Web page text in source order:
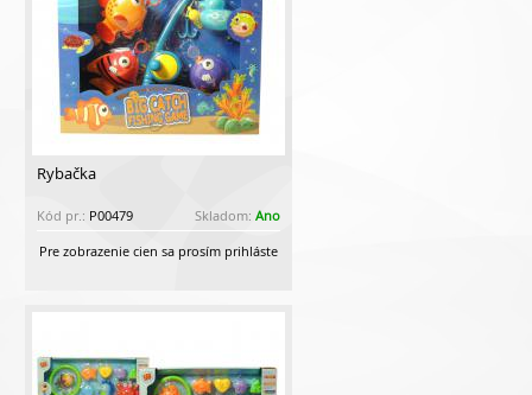
Rybačka
Kód pr.: P00479 Skladom: Ano
Pre zobrazenie cien sa prosím prihláste